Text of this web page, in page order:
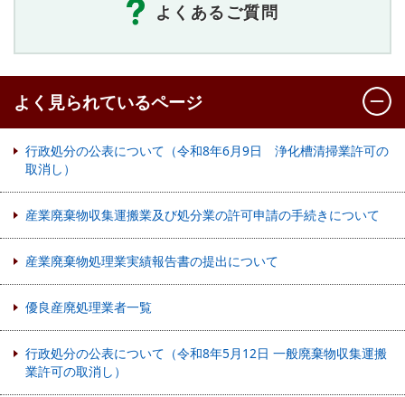
よくあるご質問
よく見られているページ
行政処分の公表について（令和8年6月9日 浄化槽清掃業許可の
取消し）
産業廃棄物収集運搬業及び処分業の許可申請の手続きについて
産業廃棄物処理業実績報告書の提出について
優良産廃処理業者一覧
行政処分の公表について（令和8年5月12日 一般廃棄物収集運搬
業許可の取消し）